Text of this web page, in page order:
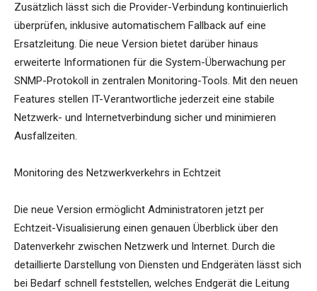
Zusätzlich lässt sich die Provider-Verbindung kontinuierlich
überprüfen, inklusive automatischem Fallback auf eine
Ersatzleitung. Die neue Version bietet darüber hinaus
erweiterte Informationen für die System-Überwachung per
SNMP-Protokoll in zentralen Monitoring-Tools. Mit den neuen
Features stellen IT-Verantwortliche jederzeit eine stabile
Netzwerk- und Internetverbindung sicher und minimieren
Ausfallzeiten.
Monitoring des Netzwerkverkehrs in Echtzeit
Die neue Version ermöglicht Administratoren jetzt per
Echtzeit-Visualisierung einen genauen Überblick über den
Datenverkehr zwischen Netzwerk und Internet. Durch die
detaillierte Darstellung von Diensten und Endgeräten lässt sich
bei Bedarf schnell feststellen, welches Endgerät die Leitung